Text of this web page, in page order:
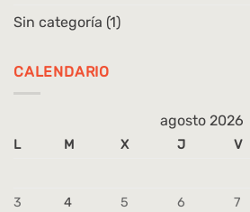
Sin categoría (1)
CALENDARIO
agosto 2026
L M X J V
3
4 5 6 7